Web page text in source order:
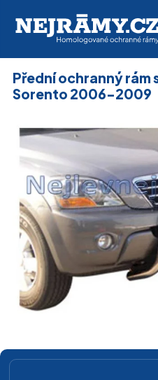
Přední ochranný rám
Sorento 2006-2009